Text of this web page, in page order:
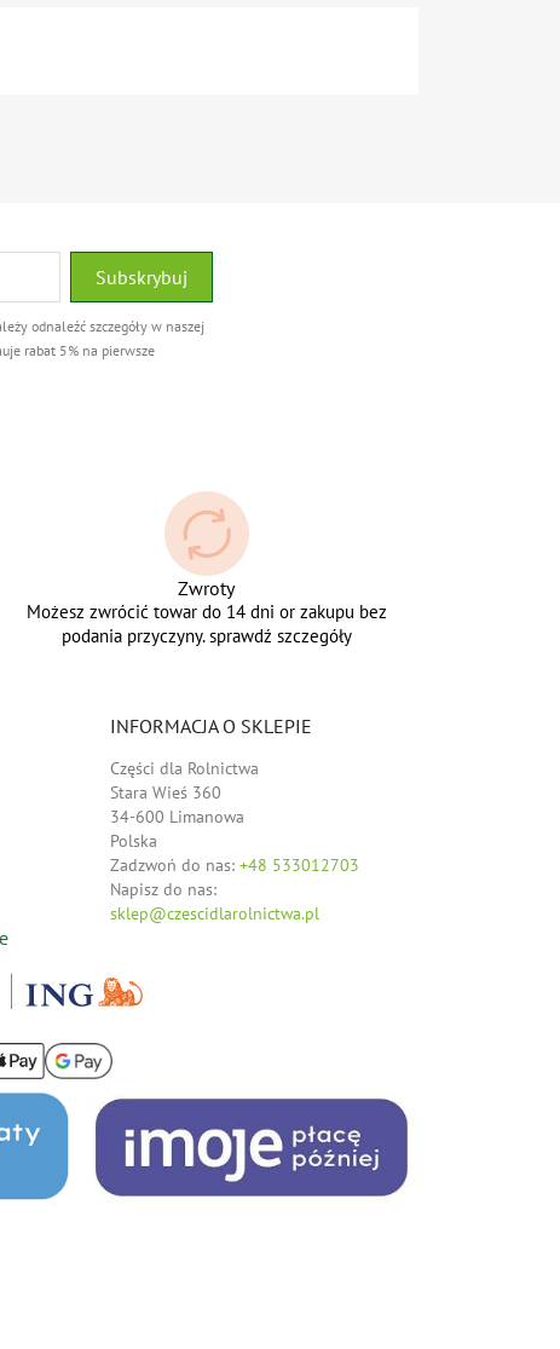
odnaleźć szczegóły w naszej
rabat 5% na pierwsze
Zwroty
Możesz zwrócić towar do 14 dni or zakupu bez
podania przyczyny. sprawdź szczegóły
INFORMACJA O SKLEPIE
Części dla Rolnictwa
Stara Wieś 360
34-600 Limanowa
Polska
Zadzwoń do nas: +48 533012703
Napisz do nas:
sklep@czescidlarolnictwa.pl